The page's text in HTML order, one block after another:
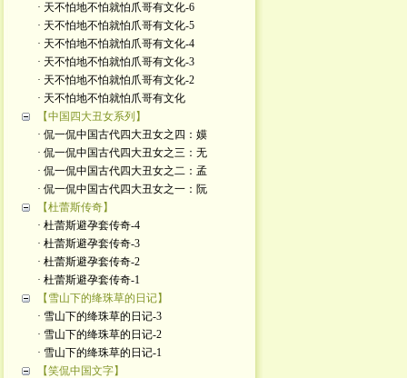
· 天不怕地不怕就怕爪哥有文化-6
· 天不怕地不怕就怕爪哥有文化-5
· 天不怕地不怕就怕爪哥有文化-4
· 天不怕地不怕就怕爪哥有文化-3
· 天不怕地不怕就怕爪哥有文化-2
· 天不怕地不怕就怕爪哥有文化
【中国四大丑女系列】
· 侃一侃中国古代四大丑女之四：嫫
· 侃一侃中国古代四大丑女之三：无
· 侃一侃中国古代四大丑女之二：孟
· 侃一侃中国古代四大丑女之一：阮
【杜蕾斯传奇】
· 杜蕾斯避孕套传奇-4
· 杜蕾斯避孕套传奇-3
· 杜蕾斯避孕套传奇-2
· 杜蕾斯避孕套传奇-1
【雪山下的绛珠草的日记】
· 雪山下的绛珠草的日记-3
· 雪山下的绛珠草的日记-2
· 雪山下的绛珠草的日记-1
【笑侃中国文字】